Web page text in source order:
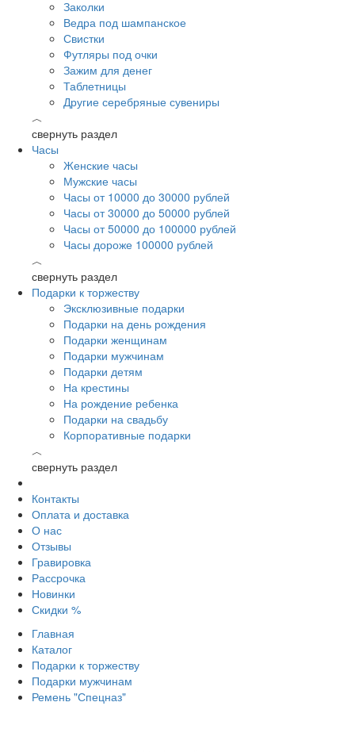
Заколки
Ведра под шампанское
Свистки
Футляры под очки
Зажим для денег
Таблетницы
Другие серебряные сувениры
︿
свернуть раздел
Часы
Женские часы
Мужские часы
Часы от 10000 до 30000 рублей
Часы от 30000 до 50000 рублей
Часы от 50000 до 100000 рублей
Часы дороже 100000 рублей
︿
свернуть раздел
Подарки к торжеству
Эксклюзивные подарки
Подарки на день рождения
Подарки женщинам
Подарки мужчинам
Подарки детям
На крестины
На рождение ребенка
Подарки на свадьбу
Корпоративные подарки
︿
свернуть раздел
Контакты
Оплата и доставка
О нас
Отзывы
Гравировка
Рассрочка
Новинки
Скидки %
Главная
Каталог
Подарки к торжеству
Подарки мужчинам
Ремень "Спецназ"